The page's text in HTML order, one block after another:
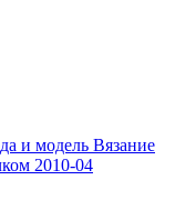
и модель Вязание
2010-04